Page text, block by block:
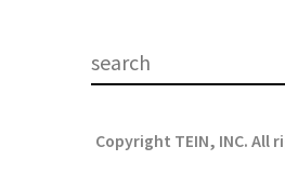
Copyright TEIN, INC. All